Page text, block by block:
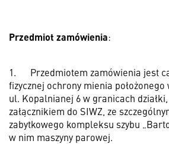
Przedmiot zamówienia:
1.
Przedmiotem zamówienia jest
fizycznej ochrony mienia
ul. Kopalnianej 6 w granicach
załącznikiem do SIWZ, ze
zabytkowego kompleksu szybu
w nim maszyny parowej.